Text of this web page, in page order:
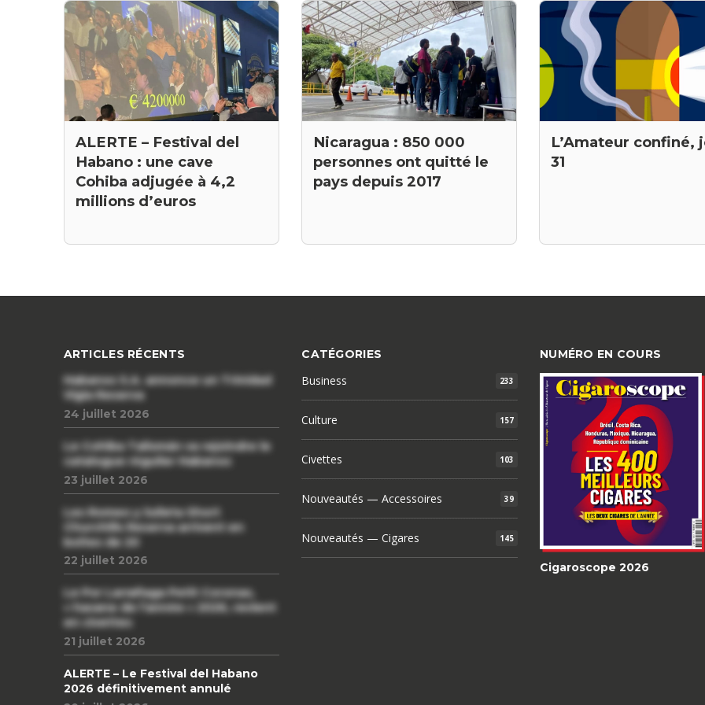
ALERTE – Festival del
Habano : une cave
Cohiba adjugée à 4,2
millions d’euros
Nicaragua : 850 000
personnes ont quitté le
pays depuis 2017
L’Amateur confiné,
31
ARTICLES RÉCENTS
Habanos S.A. annonce un Trinidad
Vigia Reserva
24 juillet 2026
Le Cohiba Talismán va rejoindre le
catalogue régulier Habanos
23 juillet 2026
Les Romeo y Julieta Short
Churchills Reserva arrivent en
boîtes de 20
22 juillet 2026
Le Por Larrañaga Petit Coronas,
« havane de l’année » 2026, revient
en civettes
21 juillet 2026
ALERTE – Le Festival del Habano
2026 définitivement annulé
CATÉGORIES
Business 233
Culture 157
Civettes 103
Nouveautés — Accessoires 39
Nouveautés — Cigares 145
NUMÉRO EN COURS
Cigaroscope 2026